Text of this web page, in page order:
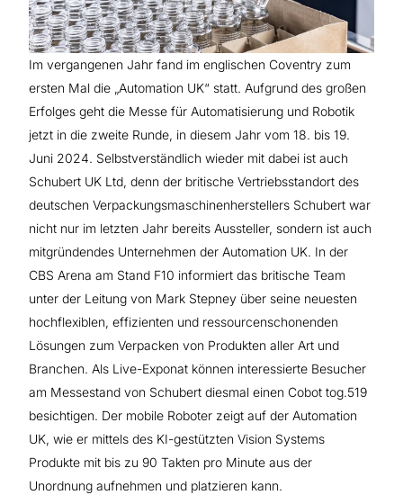
Sicherheit & Standards
Über Schubert-Pharma
Im vergangenen Jahr fand im englischen Coventry zum
ersten Mal die „Automation UK“ statt. Aufgrund des großen
Erfolges geht die Messe für Automatisierung und Robotik
jetzt in die zweite Runde, in diesem Jahr vom 18. bis 19.
Juni 2024. Selbstverständlich wieder mit dabei ist auch
Schubert UK Ltd, denn der britische Vertriebsstandort des
deutschen Verpackungsmaschinenherstellers Schubert war
nicht nur im letzten Jahr bereits Aussteller, sondern ist auch
mitgründendes Unternehmen der Automation UK. In der
CBS Arena am Stand F10 informiert das britische Team
unter der Leitung von Mark Stepney über seine neuesten
hochflexiblen, effizienten und ressourcenschonenden
Lösungen zum Verpacken von Produkten aller Art und
Branchen. Als Live-Exponat können interessierte Besucher
am Messestand von Schubert diesmal einen Cobot tog.519
besichtigen. Der mobile Roboter zeigt auf der Automation
UK, wie er mittels des KI-gestützten Vision Systems
Produkte mit bis zu 90 Takten pro Minute aus der
Unordnung aufnehmen und platzieren kann.